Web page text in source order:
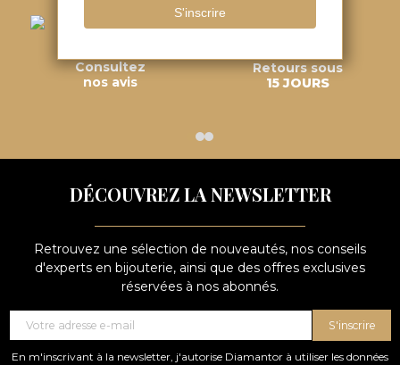
Consultez
nos avis
Retours sous
15 JOURS
DÉCOUVREZ LA NEWSLETTER
Retrouvez une sélection de nouveautés, nos conseils
d'experts en bijouterie, ainsi que des offres exclusives
réservées à nos abonnés.
S'inscrire
En m'inscrivant à la newsletter, j'autorise Diamantor à utiliser les données